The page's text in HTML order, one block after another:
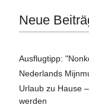
Neue
Ausflugtipp:
Nederlands
Urlaub zu Hause
werden